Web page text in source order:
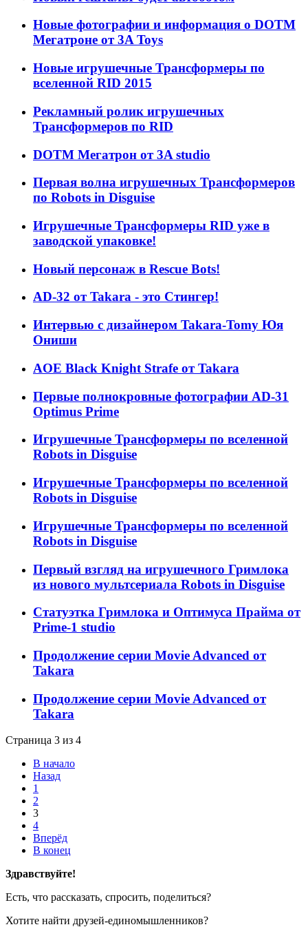
Новые фотографии и информация о DOTM
Мегатроне от 3A Toys
Новые игрушечные Трансформеры по
вселенной RID 2015
Рекламный ролик игрушечных
Трансформеров по RID
DOTM Мегатрон от 3A studio
Первая волна игрушечных Трансформеров
по Robots in Disguise
Игрушечные Трансформеры RID уже в
заводской упаковке!
Новый персонаж в Rescue Bots!
AD-32 от Takara - это Стингер!
Интервью с дизайнером Takara-Tomy Юя
Ониши
AOE Black Knight Strafe от Takara
Первые полнокровные фотографии AD-31
Optimus Prime
Игрушечные Трансформеры по вселенной
Robots in Disguise
Игрушечные Трансформеры по вселенной
Robots in Disguise
Игрушечные Трансформеры по вселенной
Robots in Disguise
Первый взгляд на игрушечного Гримлока
из нового мультсериала Robots in Disguise
Статуэтка Гримлока и Оптимуса Прайма от
Prime-1 studio
Продолжение серии Movie Advanced от
Takara
Продолжение серии Movie Advanced от
Takara
Страница 3 из 4
В начало
Назад
1
2
3
4
Вперёд
В конец
Здравствуйте!
Есть, что рассказать, спросить, поделиться?
Хотите найти друзей-единомышленников?